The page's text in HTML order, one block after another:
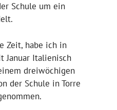
Schule um ein
Zeit, habe ich in
Januar Italienisch
dreiwöchigen
der Schule in Torre